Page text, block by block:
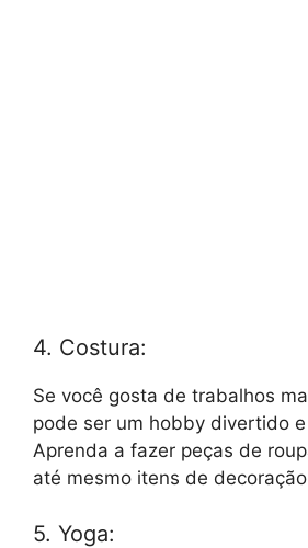
4. Costura:
Se você gosta de trabalhos
pode ser um hobby divertido
Aprenda a fazer peças de
até mesmo itens de
5. Yoga: